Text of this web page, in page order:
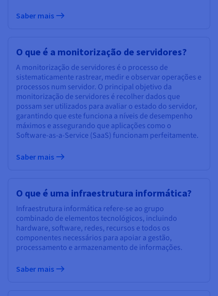
Saber mais
O que é a monitorização de servidores?
A monitorização de servidores é o processo de
sistematicamente rastrear, medir e observar operações e
processos num servidor. O principal objetivo da
monitorização de servidores é recolher dados que
possam ser utilizados para avaliar o estado do servidor,
garantindo que este funciona a níveis de desempenho
máximos e assegurando que aplicações como o
Software-as-a-Service (SaaS) funcionam perfeitamente.
Saber mais
O que é uma infraestrutura informática?
Infraestrutura informática refere-se ao grupo
combinado de elementos tecnológicos, incluindo
hardware, software, redes, recursos e todos os
componentes necessários para apoiar a gestão,
processamento e armazenamento de informações.
Saber mais